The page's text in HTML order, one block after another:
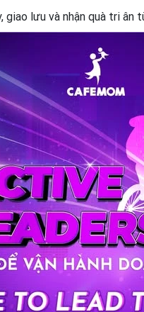
giao lưu và nhận quà tri ân